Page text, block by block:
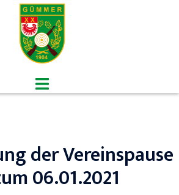
Menü
umschalten
der Vereinspause
06.01.2021